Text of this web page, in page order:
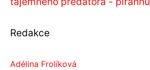
Redakce
Adélina Frolíková